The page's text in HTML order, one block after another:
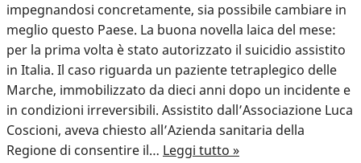
impegnandosi concretamente, sia possibile cambiare in
meglio questo Paese. La buona novella laica del mese:
per la prima volta è stato autorizzato il suicidio assistito
in Italia. Il caso riguarda un paziente tetraplegico delle
Marche, immobilizzato da dieci anni dopo un incidente e
in condizioni irreversibili. Assistito dall’Associazione Luca
Coscioni, aveva chiesto all’Azienda sanitaria della
Regione di consentire il… Leggi tutto »